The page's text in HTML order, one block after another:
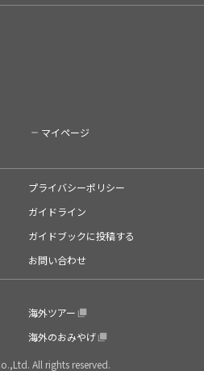
マイページ
プライバシーポリシー
ガイドライン
ガイドブックに投稿する
お問い合わせ
海外ツアー
海外のおみやげ
All rights reserved.